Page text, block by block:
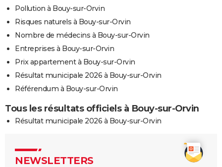
Pollution à Bouy-sur-Orvin
Risques naturels à Bouy-sur-Orvin
Nombre de médecins à Bouy-sur-Orvin
Entreprises à Bouy-sur-Orvin
Prix appartement à Bouy-sur-Orvin
Résultat municipale 2026 à Bouy-sur-Orvin
Référendum à Bouy-sur-Orvin
Tous les résultats officiels à Bouy-sur-Orvin
Résultat municipale 2026 à Bouy-sur-Orvin
NEWSLETTERS